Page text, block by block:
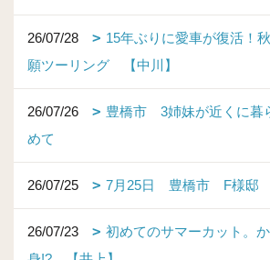
26/07/28
15年ぶりに愛車が復活！
願ツーリング 【中川】
26/07/26
豊橋市 3姉妹が近くに暮
めて
26/07/25 7月25日 豊橋市 F様邸
26/07/23
初めてのサマーカット。